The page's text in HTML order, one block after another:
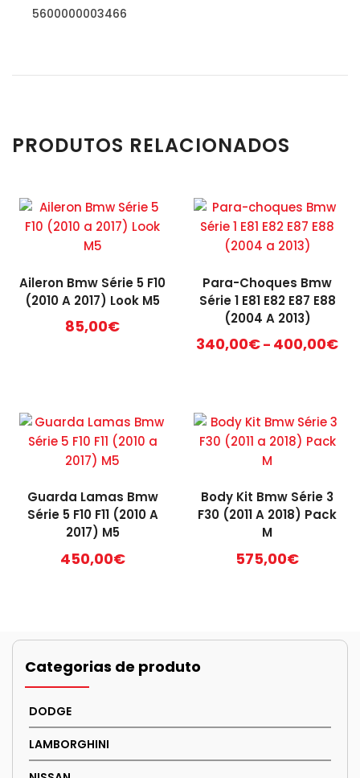
5600000003466
PRODUTOS RELACIONADOS
Aileron Bmw Série 5 F10
(2010 A 2017) Look M5
85,00€
Para-Choques Bmw
Série 1 E81 E82 E87 E88
(2004 A 2013)
340,00€– 400,00€
multiple
variants.
The
may
be
on
Guarda Lamas Bmw
Série 5 F10 F11 (2010 A
2017) M5
450,00€
Body Kit Bmw Série 3
F30 (2011 A 2018) Pack
M
575,00€
Categorias de produto
DODGE
LAMBORGHINI